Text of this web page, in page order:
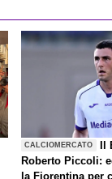
CALCIOMERCATO
Il
Roberto Piccoli:
la Fiorentina per